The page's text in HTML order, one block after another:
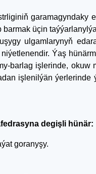
garamagyndaky
üçin
ulgamlarynyň
Ýaş
barlag işlerinde,
işlenilýän
degişli hünär:
goranyşy.